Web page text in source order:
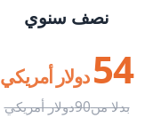
نصف سنوي
54 دولار أمريكي
بدلا من90دولار أمريكي